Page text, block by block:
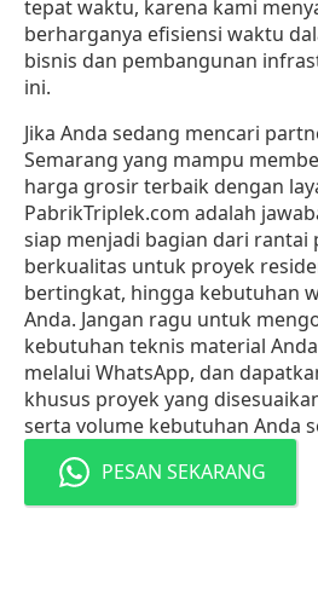
tepat waktu, karena kami
berharganya efisiensi waktu
bisnis dan pembangunan
ini.
Jika Anda sedang mencari
Semarang yang mampu
harga grosir terbaik dengan
PabrikTriplek.com adalah
siap menjadi bagian dari rantai
berkualitas untuk proyek
bertingkat, hingga kebutuhan
Anda. Jangan ragu untuk
kebutuhan teknis material
melalui WhatsApp, dan
khusus proyek yang
serta volume kebutuhan Anda
PESAN SEKARANG